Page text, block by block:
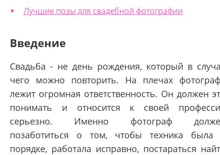
Лучшие позы для свадебной фотографии
Введение
Свадьба - не день рождения, который в
чего можно повторить. На плечах
лежит огромная ответственность. Он должен
понимать и относится к своей
серьезно. Именно фотограф
позаботиться о том, чтобы техника была
порядке, работала исправно, постараться